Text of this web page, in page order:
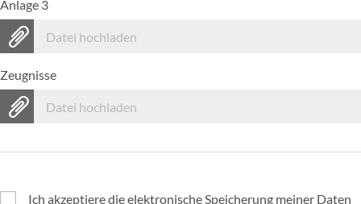
Anlage 3
Datei hochladen
Zeugnisse
Datei hochladen
Ich akzeptiere die elektronische Speicherung meiner Daten